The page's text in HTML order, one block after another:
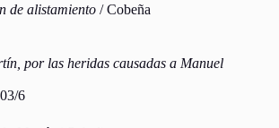
de alistamiento / Cobeña
por las heridas causadas a Manuel
6